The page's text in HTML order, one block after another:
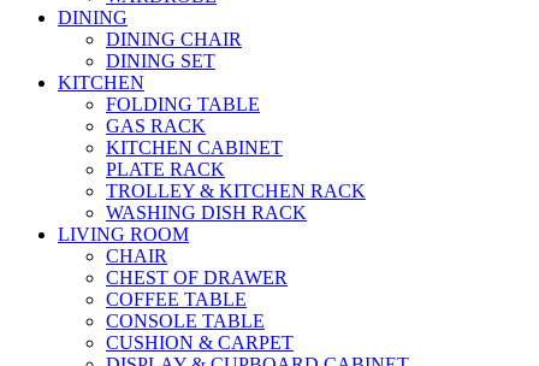
DINING
DINING CHAIR
DINING SET
KITCHEN
FOLDING TABLE
GAS RACK
KITCHEN CABINET
PLATE RACK
TROLLEY & KITCHEN RACK
WASHING DISH RACK
LIVING ROOM
CHAIR
CHEST OF DRAWER
COFFEE TABLE
CONSOLE TABLE
CUSHION & CARPET